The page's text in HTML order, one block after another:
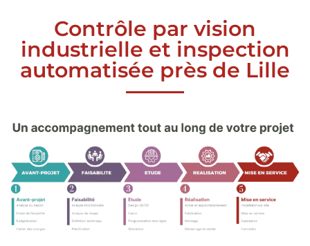
Contrôle par vision
industrielle et inspection
automatisée près de Lille